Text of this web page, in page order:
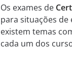
Os exames de
para situações de
existem temas
cada um dos